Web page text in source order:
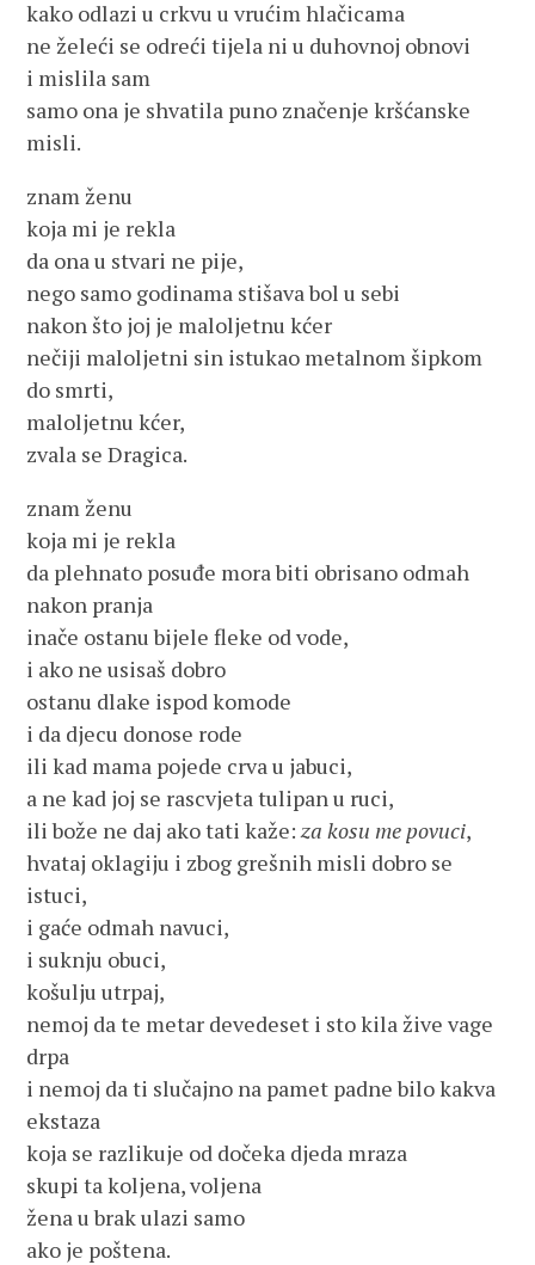
kako odlazi u crkvu u vrućim hlačicama
ne želeći se odreći tijela ni u duhovnoj obnovi
i mislila sam
samo ona je shvatila puno značenje kršćanske
misli.
znam ženu
koja mi je rekla
da ona u stvari ne pije,
nego samo godinama stišava bol u sebi
nakon što joj je maloljetnu kćer
nečiji maloljetni sin istukao metalnom šipkom
do smrti,
maloljetnu kćer,
zvala se Dragica.
znam ženu
koja mi je rekla
da plehnato posuđe mora biti obrisano odmah
nakon pranja
inače ostanu bijele fleke od vode,
i ako ne usisaš dobro
ostanu dlake ispod komode
i da djecu donose rode
ili kad mama pojede crva u jabuci,
a ne kad joj se rascvjeta tulipan u ruci,
ili bože ne daj ako tati kaže:za kosu me povuci,
hvataj oklagiju i zbog grešnih misli dobro se
istuci,
i gaće odmah navuci,
i suknju obuci,
košulju utrpaj,
nemoj da te metar devedeset i sto kila žive vage
drpa
i nemoj da ti slučajno na pamet padne bilo kakva
ekstaza
koja se razlikuje od dočeka djeda mraza
skupi ta koljena, voljena
žena u brak ulazi samo
ako je poštena.